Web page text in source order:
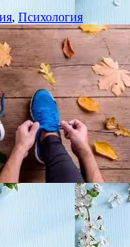
, Психология